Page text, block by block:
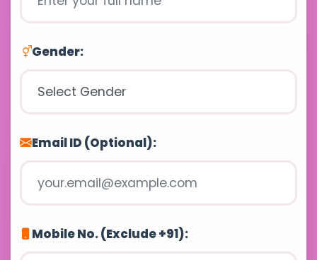
Gender:
Email ID (Optional):
Mobile No. (Exclude +91):